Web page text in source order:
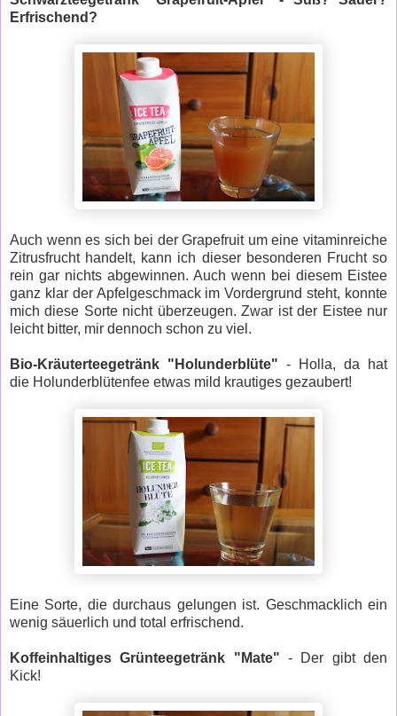
Erfrischend?
Auch wenn es sich bei der Grapefruit um eine vitaminreiche
Zitrusfrucht handelt, kann ich dieser besonderen Frucht so
rein gar nichts abgewinnen. Auch wenn bei diesem Eistee
ganz klar der Apfelgeschmack im Vordergrund steht, konnte
mich diese Sorte nicht überzeugen. Zwar ist der Eistee nur
leicht bitter, mir dennoch schon zu viel.
Bio-Kräuterteegetränk "Holunderblüte" - Holla, da hat
die Holunderblütenfee etwas mild krautiges gezaubert!
Eine Sorte, die durchaus gelungen ist. Geschmacklich ein
wenig säuerlich und total erfrischend.
Koffeinhaltiges Grünteegetränk "Mate" - Der gibt den
Kick!